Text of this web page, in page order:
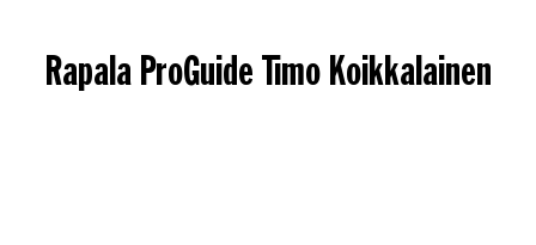
Rapala ProGuide Timo Koikkalainen